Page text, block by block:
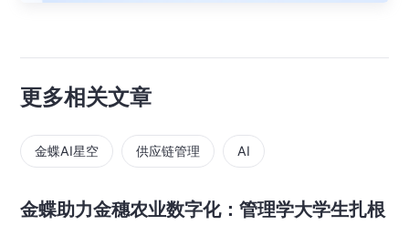
更多相关文章
金蝶AI星空 供应链管理 AI
金蝶助力金穗农业数字化：管理学大学生扎根